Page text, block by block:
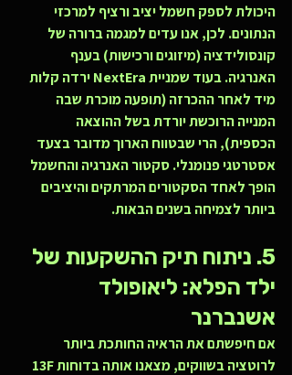
היכולת לספק חשמל יציב ורציף למרכזי
הנתונים. לכן, אנו עדים למגמה ברורה של
קונסולידציה (מיזוגים ורכישות) בענף
האנרגיה. בעוד שמניית NextEra ירדה קלות
מיד לאחר ההכרזה (תופעה מוכרת שבה
המנייה הרוכשת יורדת בשל ההוצאה
הכספית), הרי שבטווח הארוך מדובר בצעד
אסטרטגי פנומנלי. סקטור האנרגיה והחשמל
הופך לאחד הסקטורים המרתקים והיציבים
ביותר לצמיחה בשנים הבאות.
5. ניתוח תיק ההשקעות של
ילד הפלא: ליאופולד
אשנברנר
אם חיפשתם את הראיה החותכת ביותר